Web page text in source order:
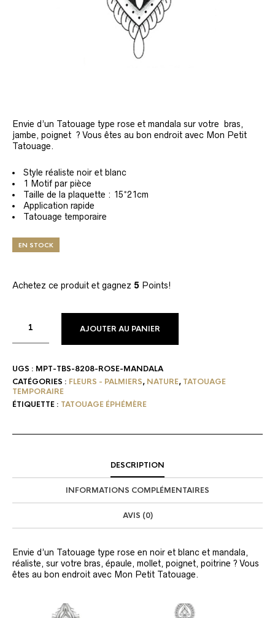
Envie d’un Tatouage type rose et mandala sur votre bras,
jambe, poignet ? Vous êtes au bon endroit avec Mon Petit
Tatouage.
Style réaliste noir et blanc
1 Motif par pièce
Taille de la plaquette : 15*21cm
Application rapide
Tatouage temporaire
EN STOCK
Achetez ce produit et gagnez 5 Points!
AJOUTER AU PANIER
UGS : MPT-TBS-8208-ROSE-MANDALA
CATÉGORIES : FLEURS - PALMIERS, NATURE, TATOUAGE
TEMPORAIRE
ÉTIQUETTE : TATOUAGE ÉPHÉMÈRE
DESCRIPTION
INFORMATIONS COMPLÉMENTAIRES
AVIS (0)
Envie d’un Tatouage type rose en noir et blanc et mandala,
réaliste, sur votre bras, épaule, mollet, poignet, poitrine ? Vous
êtes au bon endroit avec Mon Petit Tatouage.